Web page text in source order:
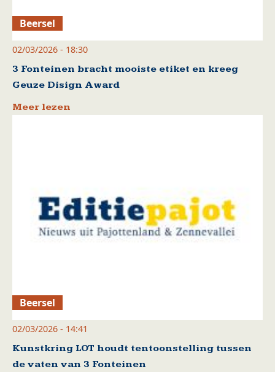
Beersel
02/03/2026 - 18:30
3 Fonteinen bracht mooiste etiket en kreeg
Geuze Disign Award
Meer lezen
Beersel
02/03/2026 - 14:41
Kunstkring LOT houdt tentoonstelling tussen
de vaten van 3 Fonteinen